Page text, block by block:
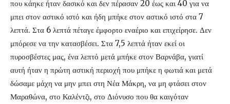
που κάηκε ήταν δασικό και δεν πέρασαν 20 έως και 40 για να
μπει στον αστικό ιστό και ήδη μπήκε στον αστικό ιστό στα 7
λεπτά. Στα 6 λεπτά πέταγε έμφορτο εναέριο και επιχείρησε. Δεν
μπόρεσε να την κατασβέσει. Στα 7,5 λεπτά ήταν εκεί οι
πυροσβέστες μας, ένα λεπτό μετά μπήκε στον Βαρνάβα, γιατί
αυτή ήταν η πρώτη αστική περιοχή που μπήκε η φωτιά και μετά
δώσαμε μάχη να μην μπει στη Νέα Μάκρη, να μη φτάσει στον
Μαραθώνα, στο Καλέντζι, στο Διόνυσο που θα καιγόταν